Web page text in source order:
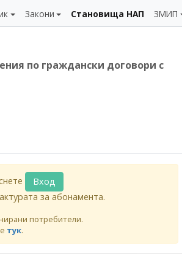
Закони Становища НАП ЗМИП
по граждански договори с
Вход
за абонамента.
потребители.
тук.